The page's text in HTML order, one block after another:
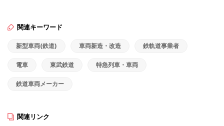
関連キーワード
新型車両(鉄道) 車両新造・改造 鉄軌道事業者
電車 東武鉄道 特急列車・車両
鉄道車両メーカー
関連リンク